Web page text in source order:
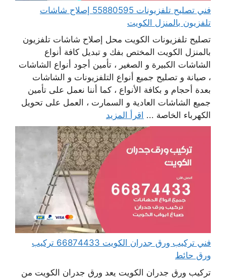
فني تصليح تلفزيونات 55880595 إصلاح شاشات
تلفزيون بالمنزل الكويت
تصليح تلفزيونات الكويت محل إصلاح شاشات تلفزيون
بالمنزل الكويت المختص بفك و تبديل كافة أنواع
الشاشات الكبيرة و الصغير ، تأمين أجود أنواع الشاشات
، صيانة و تصليح جميع أنواع التلفزيونات و الشاشات
بعدة أحجام و بكافة الأنواع ، كما أننا نعمل على تأمين
جميع الشاشات العادية و السمارت ، العمل على تحويل
الكهرباء الخاصة ... اقرأ المزيد
فني تركيب ورق جدران الكويت 66874433 تركيب
ورق حائط
تركيب ورق جدران الكويت يعد ورق جدران الكويت من